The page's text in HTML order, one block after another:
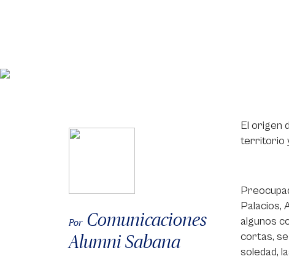
Por Comunicaciones
Alumni Sabana
El origen
territorio
Palacios,
algunos
cortas,
soledad,